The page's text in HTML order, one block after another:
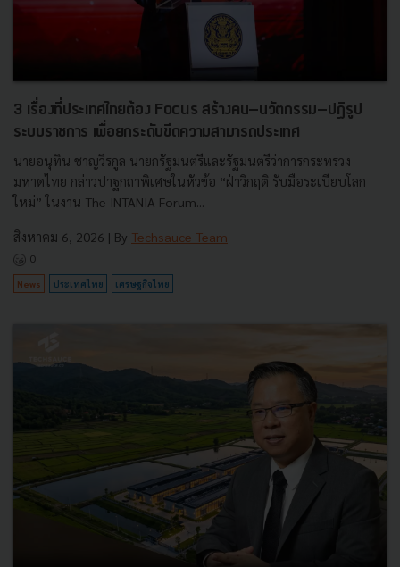
3 เรื่องที่ประเทศไทยต้อง Focus สร้างคน–นวัตกรรม–ปฏิรูป
ระบบราชการ เพื่อยกระดับขีดความสามารถประเทศ
นายอนุทิน ชาญวีรกูล นายกรัฐมนตรีและรัฐมนตรีว่าการกระทรวง
มหาดไทย กล่าวปาฐกถาพิเศษในหัวข้อ “ฝ่าวิกฤติ รับมือระเบียบโลก
ใหม่” ในงาน The INTANIA Forum...
สิงหาคม 6, 2026 | By Techsauce Team
0
News ประเทศไทย เศรษฐกิจไทย